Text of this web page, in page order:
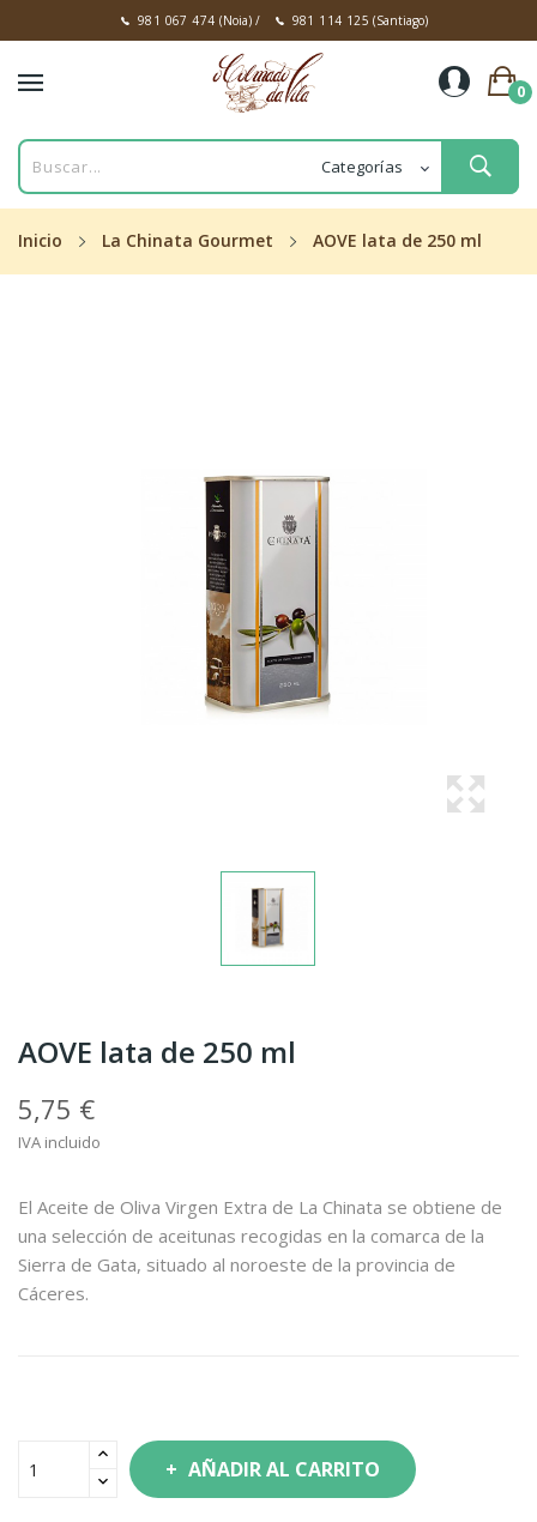
981 067 474 (Noia)/ 981 114 125 (Santiago)
0
Inicio La Chinata Gourmet AOVE lata de 250 ml
AOVE lata de 250 ml
5,75 €
IVA incluido
El Aceite de Oliva Virgen Extra de La Chinata se obtiene de
una selección de aceitunas recogidas en la comarca de la
Sierra de Gata, situado al noroeste de la provincia de
Cáceres.
AÑADIR AL CARRITO